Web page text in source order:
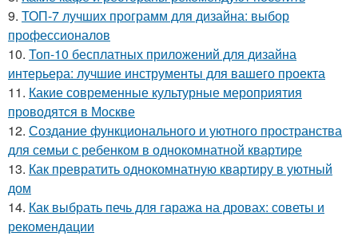
9. ТОП-7 лучших программ для дизайна: выбор
профессионалов
10. Топ-10 бесплатных приложений для дизайна
интерьера: лучшие инструменты для вашего проекта
11. Какие современные культурные мероприятия
проводятся в Москве
12. Создание функционального и уютного пространства
для семьи с ребенком в однокомнатной квартире
13. Как превратить однокомнатную квартиру в уютный
дом
14. Как выбрать печь для гаража на дровах: советы и
рекомендации